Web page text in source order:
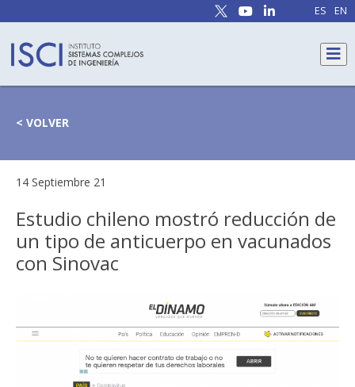
ES EN
< VOLVER
14 Septiembre 21
Estudio chileno mostró reducción de
un tipo de anticuerpo en vacunados
con Sinovac